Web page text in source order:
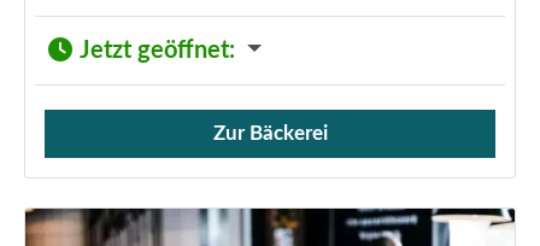
Jetzt geöffnet:
Verkauf von Brötchen,
Zur Bäckerei